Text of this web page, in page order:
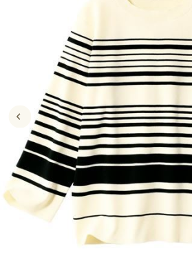
キッチン・雑貨・日用品
家具・収納
寝具・ベッド
カーテン・ラグ・ファブリック
美容・健康通販すべて
美容・健康・サプリメント
制服・スクール
制服・スクールすべて
制服・学生服
ジュニア・ティーンズ下着
大きいサイズ
大きいサイズ通販すべて
大きいサイズ レディース服
大きいサイズ レディース下着
バーゲン
バーゲンセール
シークレットセール
詳細検索
商品カテゴリ一覧
寝具・ベッド
カーテン・ラグ・ファブリック
美容・健康・サプリメント
制服・スクールすべて
制服・学生服
ジュニア・ティーンズ下着
大きいサイズ
大きいサイズ通販すべて
大きいサイズ レディース服
大きいサイズ レディース下着
大きいサイズ メンズ
大きいサイズ 事務・制服
バーゲン
バーゲンセール
シークレットセール
詳細検索
商品カテゴリ一覧
カタログ
カタログ・チラシからのご注文